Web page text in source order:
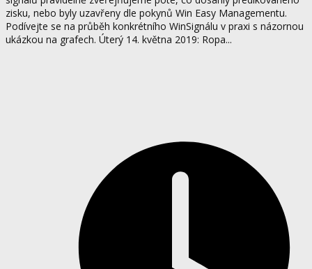
zisku, nebo byly uzavřeny dle pokynů Win Easy Managementu.
Podívejte se na průběh konkrétního WinSignálu v praxi s názornou
ukázkou na grafech. Úterý 14. května 2019: Ropa...